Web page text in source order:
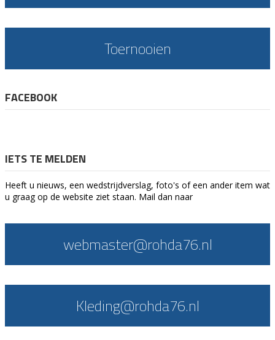
Toernooien
FACEBOOK
IETS TE MELDEN
Heeft u nieuws, een wedstrijdverslag, foto's of een ander item wat
u graag op de website ziet staan. Mail dan naar
webmaster@rohda76.nl
Kleding@rohda76.nl